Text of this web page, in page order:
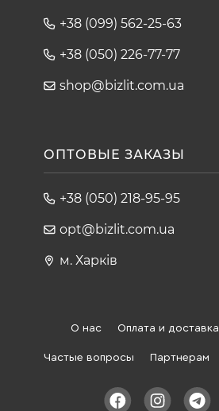
+38 (099) 562-25-63
+38 (050) 226-77-77
shop@bizlit.com.ua
ОПТОВЫЕ ЗАКАЗЫ
+38 (050) 218-95-95
opt@bizlit.com.ua
м. Харків
О нас Оплата и доставка
Частые вопросы Партнерам